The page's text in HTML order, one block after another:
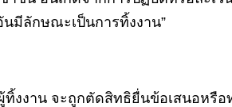
มีลักษณะเป็นการทิ้งงาน”
งงาน จะถูกตัดสิทธิยื่นข้อเสนอหรื